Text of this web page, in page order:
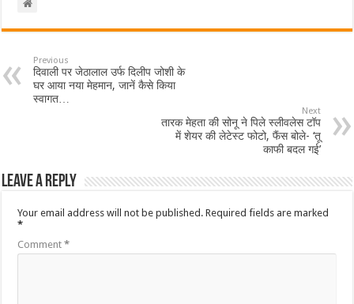
Previous
दिवाली पर जेठालाल उर्फ दिलीप जोशी के
घर आया नया मेहमान, जानें कैसे किया
स्वागत…
Next
तारक मेहता की सोनू ने पिले स्लीवलेस टॉप
में शेयर की लेटेस्ट फोटो, फैंस बोले- ‘तू
काफी बदल गई’
Leave a Reply
Your email address will not be published. Required fields are marked
*
Comment*